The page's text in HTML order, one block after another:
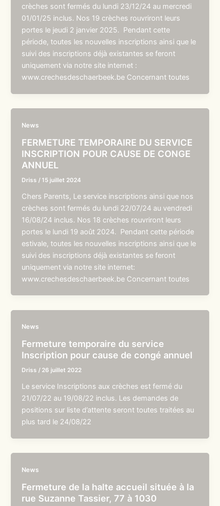
crèches sont fermés du lundi 23/12/24 au mercredi
01/01/25 inclus. Nos 19 crèches rouvriront leurs
portes le jeudi 2 janvier 2025. Pendant cette
période, toutes les nouvelles inscriptions ainsi que le
suivi des inscriptions déjà existantes se feront
uniquement via notre site internet :
www.crechesdeschaerbeek.be Concernant toutes
News
FERMETURE TEMPORAIRE DU SERVICE
INSCRIPTION POUR CAUSE DE CONGE
ANNUEL
Driss /15 juillet 2024
Chers Parents, Le service inscriptions ainsi que nos
crèches sont fermés du lundi 22/07/24 au vendredi
16/08/24 inclus. Nos 18 crèches rouvriront leurs
portes le lundi 19 août 2024. Pendant cette période
estivale, toutes les nouvelles inscriptions ainsi que le
suivi des inscriptions déjà existantes se feront
uniquement via notre site internet:
www.crechesdeschaerbeek.be Concernant toutes
News
Fermeture temporaire du service
Inscription pour cause de congé annuel
Driss / 26 juillet 2022
Le service Inscriptions aux crèches est fermé du
21/07/22 au 19/08/22 inclus. Les demandes de
positions sur liste d’attente seront toutes traitées au
plus tard le 24/08/22
News
Fermeture de la halte accueil située à la
rue Suzanne Tassier, 77 à 1030